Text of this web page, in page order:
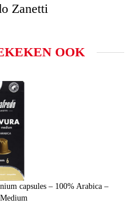
Zanetti
OOK
capsules – 100% Arabica –